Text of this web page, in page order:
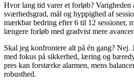
Hvor lang tid varer et forløb? Varigheden
sværhedsgrad, mål og hyppighed af
mærkbar bedring efter 6 til 12 sessioner,
længere forløb med gradvist mere
Skal jeg konfrontere alt på én gang? Nej.
med fokus på sikkerhed, læring og
pres kan forstærke alarmen, mens
robusthed.